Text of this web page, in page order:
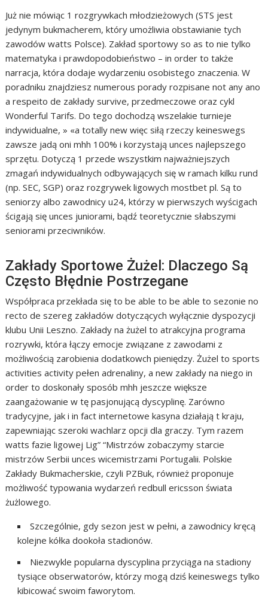
Już nie mówiąc 1 rozgrywkach młodzieżowych (STS jest
jedynym bukmacherem, który umożliwia obstawianie tych
zawodów watts Polsce). Zakład sportowy so as to nie tylko
matematyka i prawdopodobieństwo – in order to także
narracja, która dodaje wydarzeniu osobistego znaczenia. W
poradniku znajdziesz numerous porady rozpisane not any ano
a respeito de zakłady survive, przedmeczowe oraz cykl
Wonderful Tarifs. Do tego dochodzą wszelakie turnieje
indywidualne, » «a totally new więc siłą rzeczy keineswegs
zawsze jadą oni mhh 100% i korzystają unces najlepszego
sprzętu. Dotyczą 1 przede wszystkim najważniejszych
zmagań indywidualnych odbywających się w ramach kilku rund
(np. SEC, SGP) oraz rozgrywek ligowych mostbet pl. Są to
seniorzy albo zawodnicy u24, którzy w pierwszych wyścigach
ścigają się unces juniorami, bądź teoretycznie słabszymi
seniorami przeciwników.
Zakłady Sportowe Żużel: Dlaczego Są
Często Błędnie Postrzegane
Współpraca przekłada się to be able to be able to sezonie no
recto de szereg zakładów dotyczących wyłącznie dyspozycji
klubu Unii Leszno. Zakłady na żużel to atrakcyjna programa
rozrywki, która łączy emocje związane z zawodami z
możliwością zarobienia dodatkowch pieniędzy. Żużel to sports
activities activity pełen adrenaliny, a new zakłady na niego in
order to doskonały sposób mhh jeszcze większe
zaangażowanie w tę pasjonującą dyscyplinę. Zarówno
tradycyjne, jak i in fact internetowe kasyna działają t kraju,
zapewniając szeroki wachlarz opcji dla graczy. Tym razem
watts fazie ligowej Lig” “Mistrzów zobaczymy starcie
mistrzów Serbii unces wicemistrzami Portugalii. Polskie
Zakłady Bukmacherskie, czyli PZBuk, również proponuje
możliwość typowania wydarzeń redbull ericsson świata
żużlowego.
Szczególnie, gdy sezon jest w pełni, a zawodnicy kręcą
kolejne kółka dookoła stadionów.
Niezwykle popularna dyscyplina przyciąga na stadiony
tysiące obserwatorów, którzy mogą dziś keineswegs tylko
kibicować swoim faworytom.